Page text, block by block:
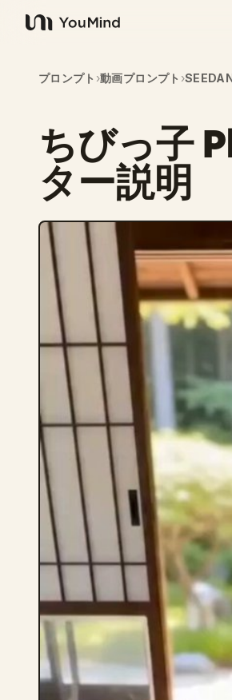
YouMind
プロンプト ›動画プロンプト ›
ちびっ子
ター説明